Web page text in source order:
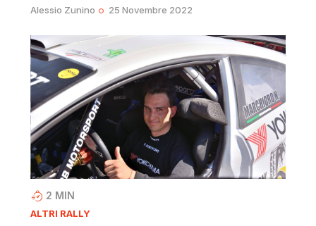
Alessio Zunino 25 Novembre 2022
2 MIN
ALTRI RALLY